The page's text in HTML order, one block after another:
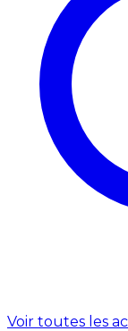
Voir toutes les